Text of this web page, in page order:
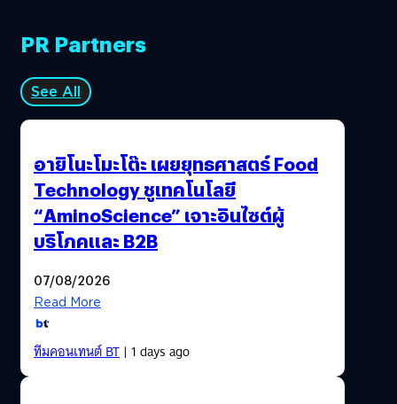
PR Partners
See All
อายิโนะโมะโต๊ะ เผยยุทธศาสตร์ Food
Technology ชูเทคโนโลยี
“AminoScience” เจาะอินไซต์ผู้
บริโภคและ B2B
07/08/2026
Read More
ทีมคอนเทนต์ BT| 1 days ago